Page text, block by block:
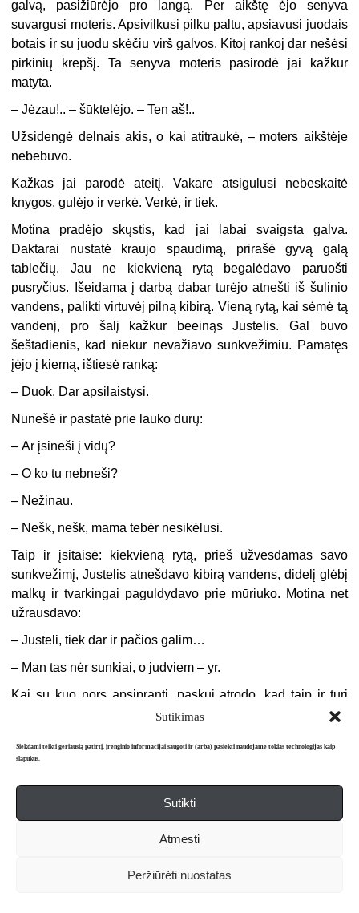
Sutikimas
Siekdami teikti geriausią patirtį, įrenginio informacijai saugoti ir (arba) pasiekti naudojame tokias technologijas kaip
slapukus.
Sutikti
Atmesti
Peržiūrėti nuostatas
galvą, pasižiūrėjo pro langą. Per aikštę ėjo senyva
suvargusi moteris. Apsivilkusi pilku paltu, apsiavusi juodais
botais ir su juodu skėčiu virš galvos. Kitoj rankoj dar nešėsi
pirkinių krepšį. Ta senyva moteris pasirodė jai kažkur
matyta.
–Jėzau!.. – šūktelėjo. – Ten aš!..
Užsidengė delnais akis, o kai atitraukė, – moters aikštėje
nebebuvo.
Kažkas jai parodė ateitį. Vakare atsigulusi nebeskaitė
knygos, gulėjo ir verkė. Verkė, ir tiek.
Motina pradėjo skųstis, kad jai labai svaigsta galva.
Daktarai nustatė kraujo spaudimą, prirašė gyvą galą
tablečių. Jau ne kiekvieną rytą begalėdavo paruošti
pusryčius. Išeidama į darbą dabar turėjo atnešti iš šulinio
vandens, palikti virtuvėj pilną kibirą. Vieną rytą, kai sėmė tą
vandenį, pro šalį kažkur beeinąs Justelis. Gal buvo
šeštadienis, kad niekur nevažiavo sunkvežimiu. Pamatęs
įėjo į kiemą, ištiesė ranką:
– Duok. Dar apsilaistysi.
Nunešė ir pastatė prie lauko durų:
–Ar įsineši į vidų?
–O ko tu nebneši?
– Nežinau.
– Nešk, nešk, mama tebėr nesikėlusi.
Taip ir įsitaisė: kiekvieną rytą, prieš užvesdamas savo
sunkvežimį, Justelis atnešdavo kibirą vandens, didelį glėbį
malkų ir tvarkingai paguldydavo prie mūriuko. Motina net
užrausdavo:
–Justeli, tiek dar ir pačios galim…
– Man tas nėr sunkiai, o judviem – yr.
Kai su kuo nors apsipranti, paskui atrodo, kad taip ir turi
būti. Ir Justelis apsiprato, į trobą su šakalių glėbiu
per dantį:
Tame „amžinai“ buvo kažkas labai rimta. Nebegalėjai toliau
O ji pati ir jautė, ir galvojusi yra, kad su Justeliu bendrauja